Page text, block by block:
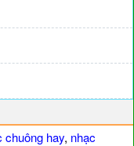
chuông hay, nhạc